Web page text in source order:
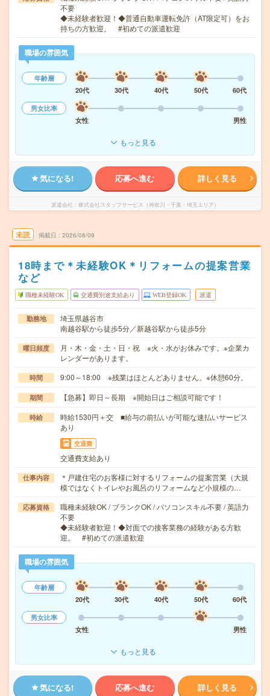
不要
◆未経験者歓迎！◆普通自動車運転免許（AT限定可）をお
持ちの方歓迎。 #初めての派遣歓迎
職場の雰囲気
年齢層
20代
30代 40代 50代
60代
男女比率
女性
男性
もっと見る
気になる! 応募へ進む 詳しく見る
派遣会社 株式会社スタッフサービス（神奈川・千葉・埼玉エリア）
未読 掲載日 2026/08/09
18時まで＊未経験OK＊リフォームの提案営業
など
職種未経験OK 交通費別途支給あり WEB登録OK 派遣
勤務地
埼玉県越谷市
南越谷駅から徒歩5分／新越谷駅から徒歩5分
曜日頻度
月・木・金・土・日・祝 ※火・水がお休みです。※企業カ
レンダーがあります。
時間 9:00～18:00 ※残業はほとんどありません。※休憩60分。
期間 【急募】即日～長期 ※開始日はご相談可能です！
時給
時給1530円＋交 ■給与の前払いが可能な速払いサービス
あり
交通費
交通費支給あり
仕事内容
＊戸建住宅のお客様に対するリフォームの提案営業（大規
模ではなくトイレやお風呂のリフォームなど小規模の…
応募資格
職種未経験OK / ブランクOK / パソコンスキル不要 / 英語力
不要
◆未経験者歓迎！◆対面での接客業務の経験がある方歓
迎。 #初めての派遣歓迎
職場の雰囲気
年齢層
20代
30代 40代 50代
60代
男女比率
女性
男性
もっと見る
気になる! 応募へ進む 詳しく見る